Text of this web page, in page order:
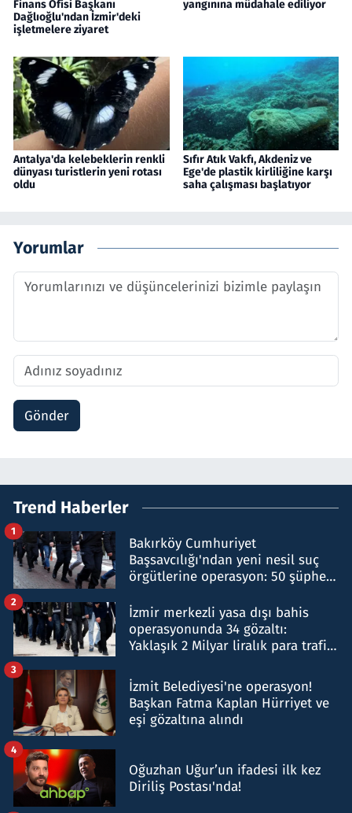
Finans Ofisi Başkanı
Dağlıoğlu'ndan İzmir'deki
işletmelere ziyaret
yangınına müdahale ediliyor
Antalya'da kelebeklerin renkli
dünyası turistlerin yeni rotası
oldu
Sıfır Atık Vakfı, Akdeniz ve
Ege'de plastik kirliliğine karşı
saha çalışması başlatıyor
Yorumlar
Gönder
Trend Haberler
Bakırköy Cumhuriyet
Başsavcılığı'ndan yeni nesil suç
örgütlerine operasyon: 50 şüpheli
1
İzmir merkezli yasa dışı bahis
operasyonunda 34 gözaltı:
Yaklaşık 2 Milyar liralık para trafiği
2
İzmit Belediyesi'ne operasyon!
Başkan Fatma Kaplan Hürriyet ve
eşi gözaltına alındı
3
Oğuzhan Uğur’un ifadesi ilk kez
Diriliş Postası'nda!
4